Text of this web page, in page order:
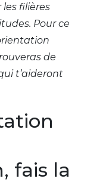
filières
Pour ce
de
t’aideront
fais la